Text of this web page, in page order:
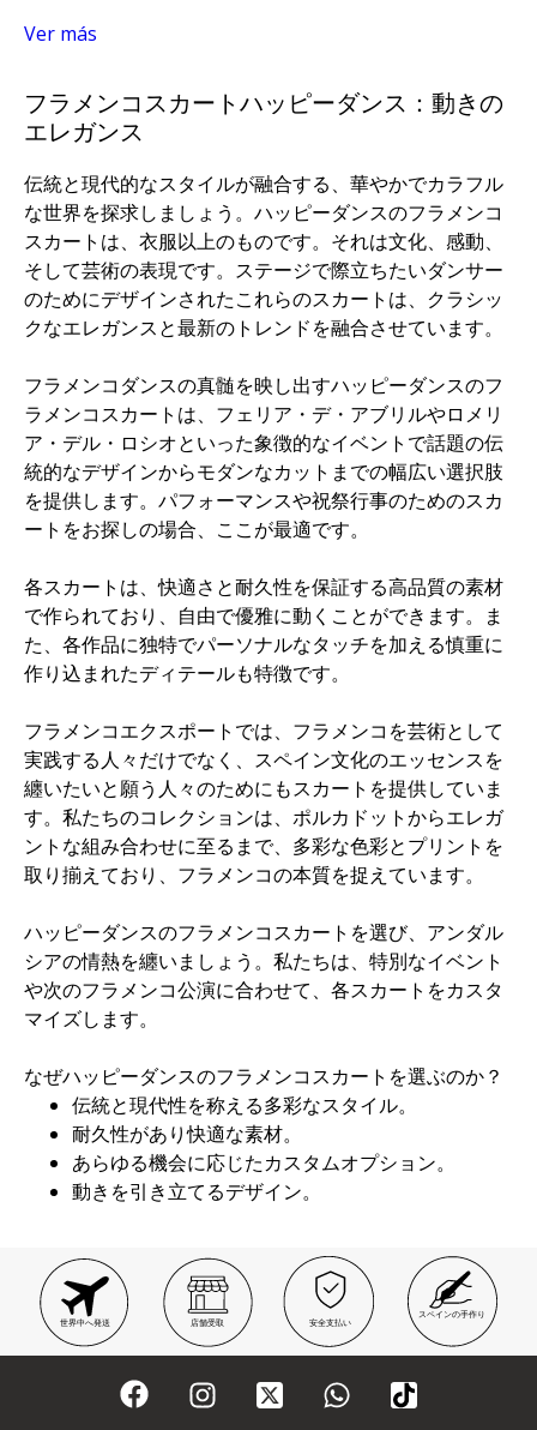
Ver más
フラメンコスカートハッピーダンス：動きの
エレガンス
伝統と現代的なスタイルが融合する、華やかでカラフル
な世界を探求しましょう。ハッピーダンスのフラメンコ
スカートは、衣服以上のものです。それは文化、感動、
そして芸術の表現です。ステージで際立ちたいダンサー
のためにデザインされたこれらのスカートは、クラシッ
クなエレガンスと最新のトレンドを融合させています。
フラメンコダンスの真髄を映し出すハッピーダンスのフ
ラメンコスカートは、フェリア・デ・アブリルやロメリ
ア・デル・ロシオといった象徴的なイベントで話題の伝
統的なデザインからモダンなカットまでの幅広い選択肢
を提供します。パフォーマンスや祝祭行事のためのスカ
ートをお探しの場合、ここが最適です。
各スカートは、快適さと耐久性を保証する高品質の素材
で作られており、自由で優雅に動くことができます。ま
た、各作品に独特でパーソナルなタッチを加える慎重に
作り込まれたディテールも特徴です。
フラメンコエクスポートでは、フラメンコを芸術として
実践する人々だけでなく、スペイン文化のエッセンスを
纏いたいと願う人々のためにもスカートを提供していま
す。私たちのコレクションは、ポルカドットからエレガ
ントな組み合わせに至るまで、多彩な色彩とプリントを
取り揃えており、フラメンコの本質を捉えています。
ハッピーダンスのフラメンコスカートを選び、アンダル
シアの情熱を纏いましょう。私たちは、特別なイベント
や次のフラメンコ公演に合わせて、各スカートをカスタ
マイズします。
なぜハッピーダンスのフラメンコスカートを選ぶのか？
伝統と現代性を称える多彩なスタイル。
耐久性があり快適な素材。
あらゆる機会に応じたカスタムオプション。
動きを引き立てるデザイン。
世界中へ発送 店舗受取 安全支払い
スペインの手作り